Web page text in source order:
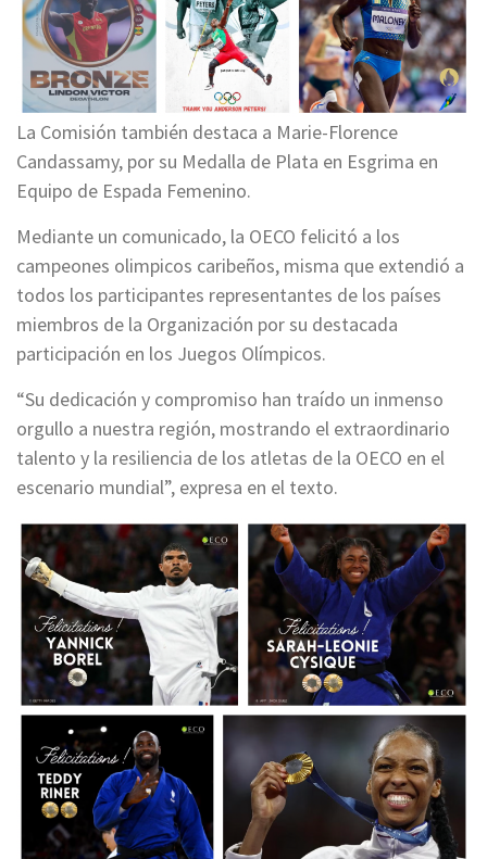
La Comisión también destaca a Marie-Florence
Candassamy, por su Medalla de Plata en Esgrima en
Equipo de Espada Femenino.
Mediante un comunicado, la OECO felicitó a los
campeones olimpicos caribeños, misma que extendió a
todos los participantes representantes de los países
miembros de la Organización por su destacada
participación en los Juegos Olímpicos.
“Su dedicación y compromiso han traído un inmenso
orgullo a nuestra región, mostrando el extraordinario
talento y la resiliencia de los atletas de la OECO en el
escenario mundial”, expresa en el texto.